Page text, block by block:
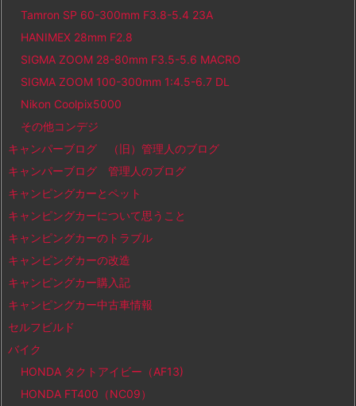
Tamron SP 60-300mm F3.8-5.4 23A
HANIMEX 28mm F2.8
SIGMA ZOOM 28-80mm F3.5-5.6 MACRO
SIGMA ZOOM 100-300mm 1:4.5-6.7 DL
Nikon Coolpix5000
その他コンデジ
キャンパーブログ （旧）管理人のブログ
キャンパーブログ 管理人のブログ
キャンピングカーとペット
キャンピングカーについて思うこと
キャンピングカーのトラブル
キャンピングカーの改造
キャンピングカー購入記
キャンピングカー中古車情報
セルフビルド
バイク
HONDA タクトアイビー（AF13)
HONDA FT400（NC09）